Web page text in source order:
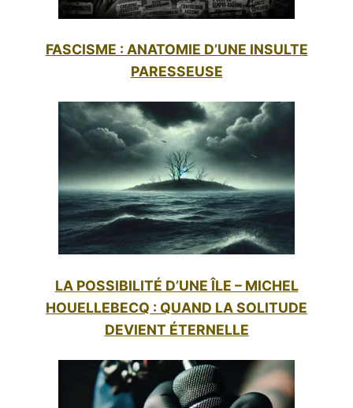
FASCISME : ANATOMIE D’UNE INSULTE
PARESSEUSE
LA POSSIBILITÉ D’UNE ÎLE – MICHEL
HOUELLEBECQ : QUAND LA SOLITUDE
DEVIENT ÉTERNELLE